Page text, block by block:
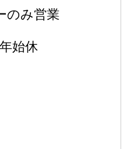
のみ営業
始休